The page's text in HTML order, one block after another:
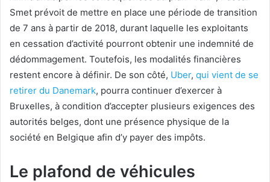
Smet prévoit de mettre en place une période de transition
de 7 ans à partir de 2018, durant laquelle les exploitants
en cessation d’activité pourront obtenir une indemnité de
dédommagement. Toutefois, les modalités financières
restent encore à définir. De son côté, Uber, qui vient de se
retirer du Danemark, pourra continuer d’exercer à
Bruxelles, à condition d’accepter plusieurs exigences des
autorités belges, dont une présence physique de la
société en Belgique afin d’y payer des impôts.
Le plafond de véhicules